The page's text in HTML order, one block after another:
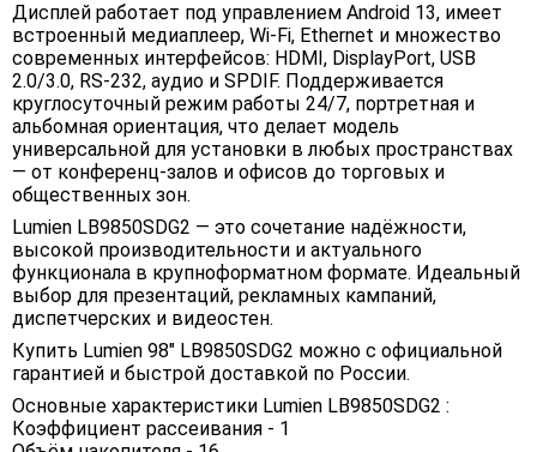
Дисплей работает под управлением Android 13, имеет
встроенный медиаплеер, Wi‑Fi, Ethernet и множество
современных интерфейсов: HDMI, DisplayPort, USB
2.0/3.0, RS‑232, аудио и SPDIF. Поддерживается
круглосуточный режим работы 24/7, портретная и
альбомная ориентация, что делает модель
универсальной для установки в любых пространствах
— от конференц-залов и офисов до торговых и
общественных зон.
Lumien LB9850SDG2 — это сочетание надёжности,
высокой производительности и актуального
функционала в крупноформатном формате. Идеальный
выбор для презентаций, рекламных кампаний,
диспетчерских и видеостен.
Купить Lumien 98" LB9850SDG2 можно с официальной
гарантией и быстрой доставкой по России.
Основные характеристики Lumien LB9850SDG2 :
Коэффициент рассеивания - 1